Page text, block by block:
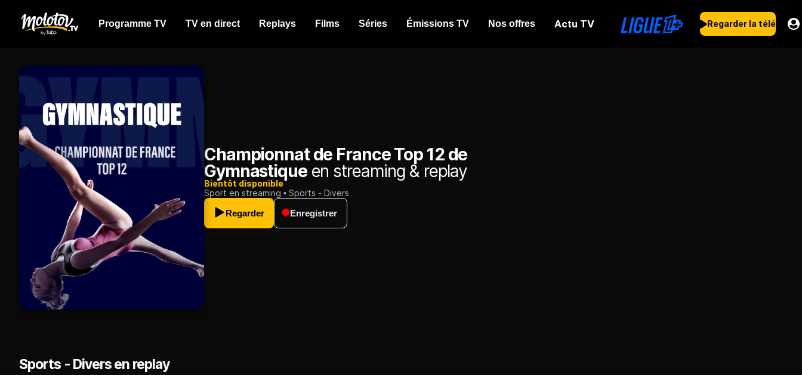
Programme TV TV en direct Replays Films Séries Émissions TV Nos offres Actu TV Regarder la télé
Championnat de France Top 12 de
Gymnastiqueen streaming & replay
Bientôt disponible
Sport en streaming
Sports - Divers
Regarder
Enregistrer
Sports - Divers en replay